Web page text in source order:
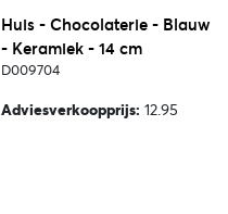
Huis - Chocolaterie - Blauw
- Keramiek - 14 cm
D009704
Adviesverkoopprijs: 12.95